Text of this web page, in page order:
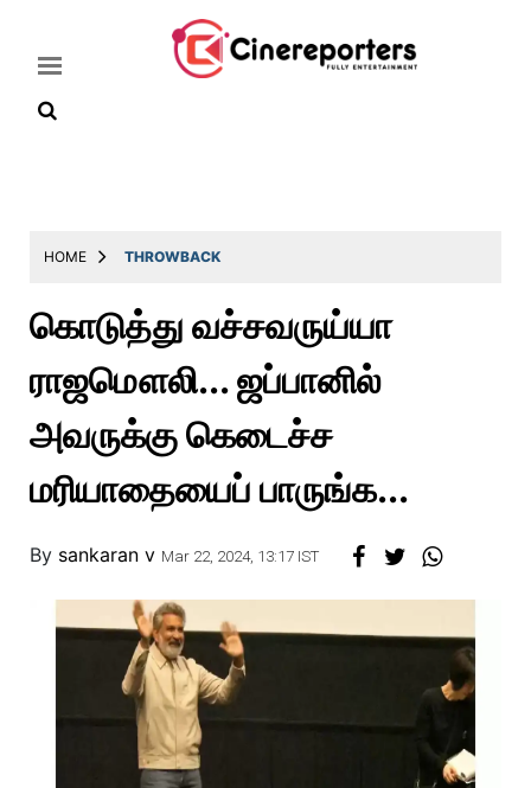
Latest
Throwback
Television
Photos
Story
HOME THROWBACK
கொடுத்து வச்சவருய்யா
ராஜமௌலி... ஜப்பானில்
அவருக்கு கெடைச்ச
மரியாதையைப் பாருங்க...
By sankaran v Mar 22, 2024, 13:17 IST